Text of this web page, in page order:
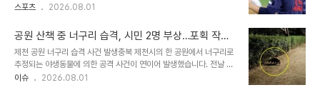
도 같은 부상으로 교체된 바 있어 팬들의 우려가 커지고 있습니다. 병
구 중단이 결정되었습니다. 교체 이후 경기 흐름 변화김진욱 선수 교체
후 등판한 이이무라 쇼타 투수가 연속 적시타를 허용하며 역전을 당했
습니다. 투구 수가 많지 않았음에도 불구하고 발생한 갑작스러운 교체
는 팀의 패배로 이어지는 주요 원인이 되었습니다. 결국 롯데는 삼성
라이온즈에게 7-9로 패배했습니다. 선수단 컨디션 및 향후 관리 방안
스포츠 2026.08.01
공원 산책 중 너구리 습격, 시민 2명 부상…포획 작전
개시
제천 공원 너구리 습격 사건 발생충북 제천시의 한 공원에서 너구리로
추정되는 야생동물에 의한 공격 사건이 연이어 발생했습니다. 전날 밤
70대 여성이 너구리로 추정되는 야생동물에 공격당해 손을 다쳤습니
이슈 2026.08.01